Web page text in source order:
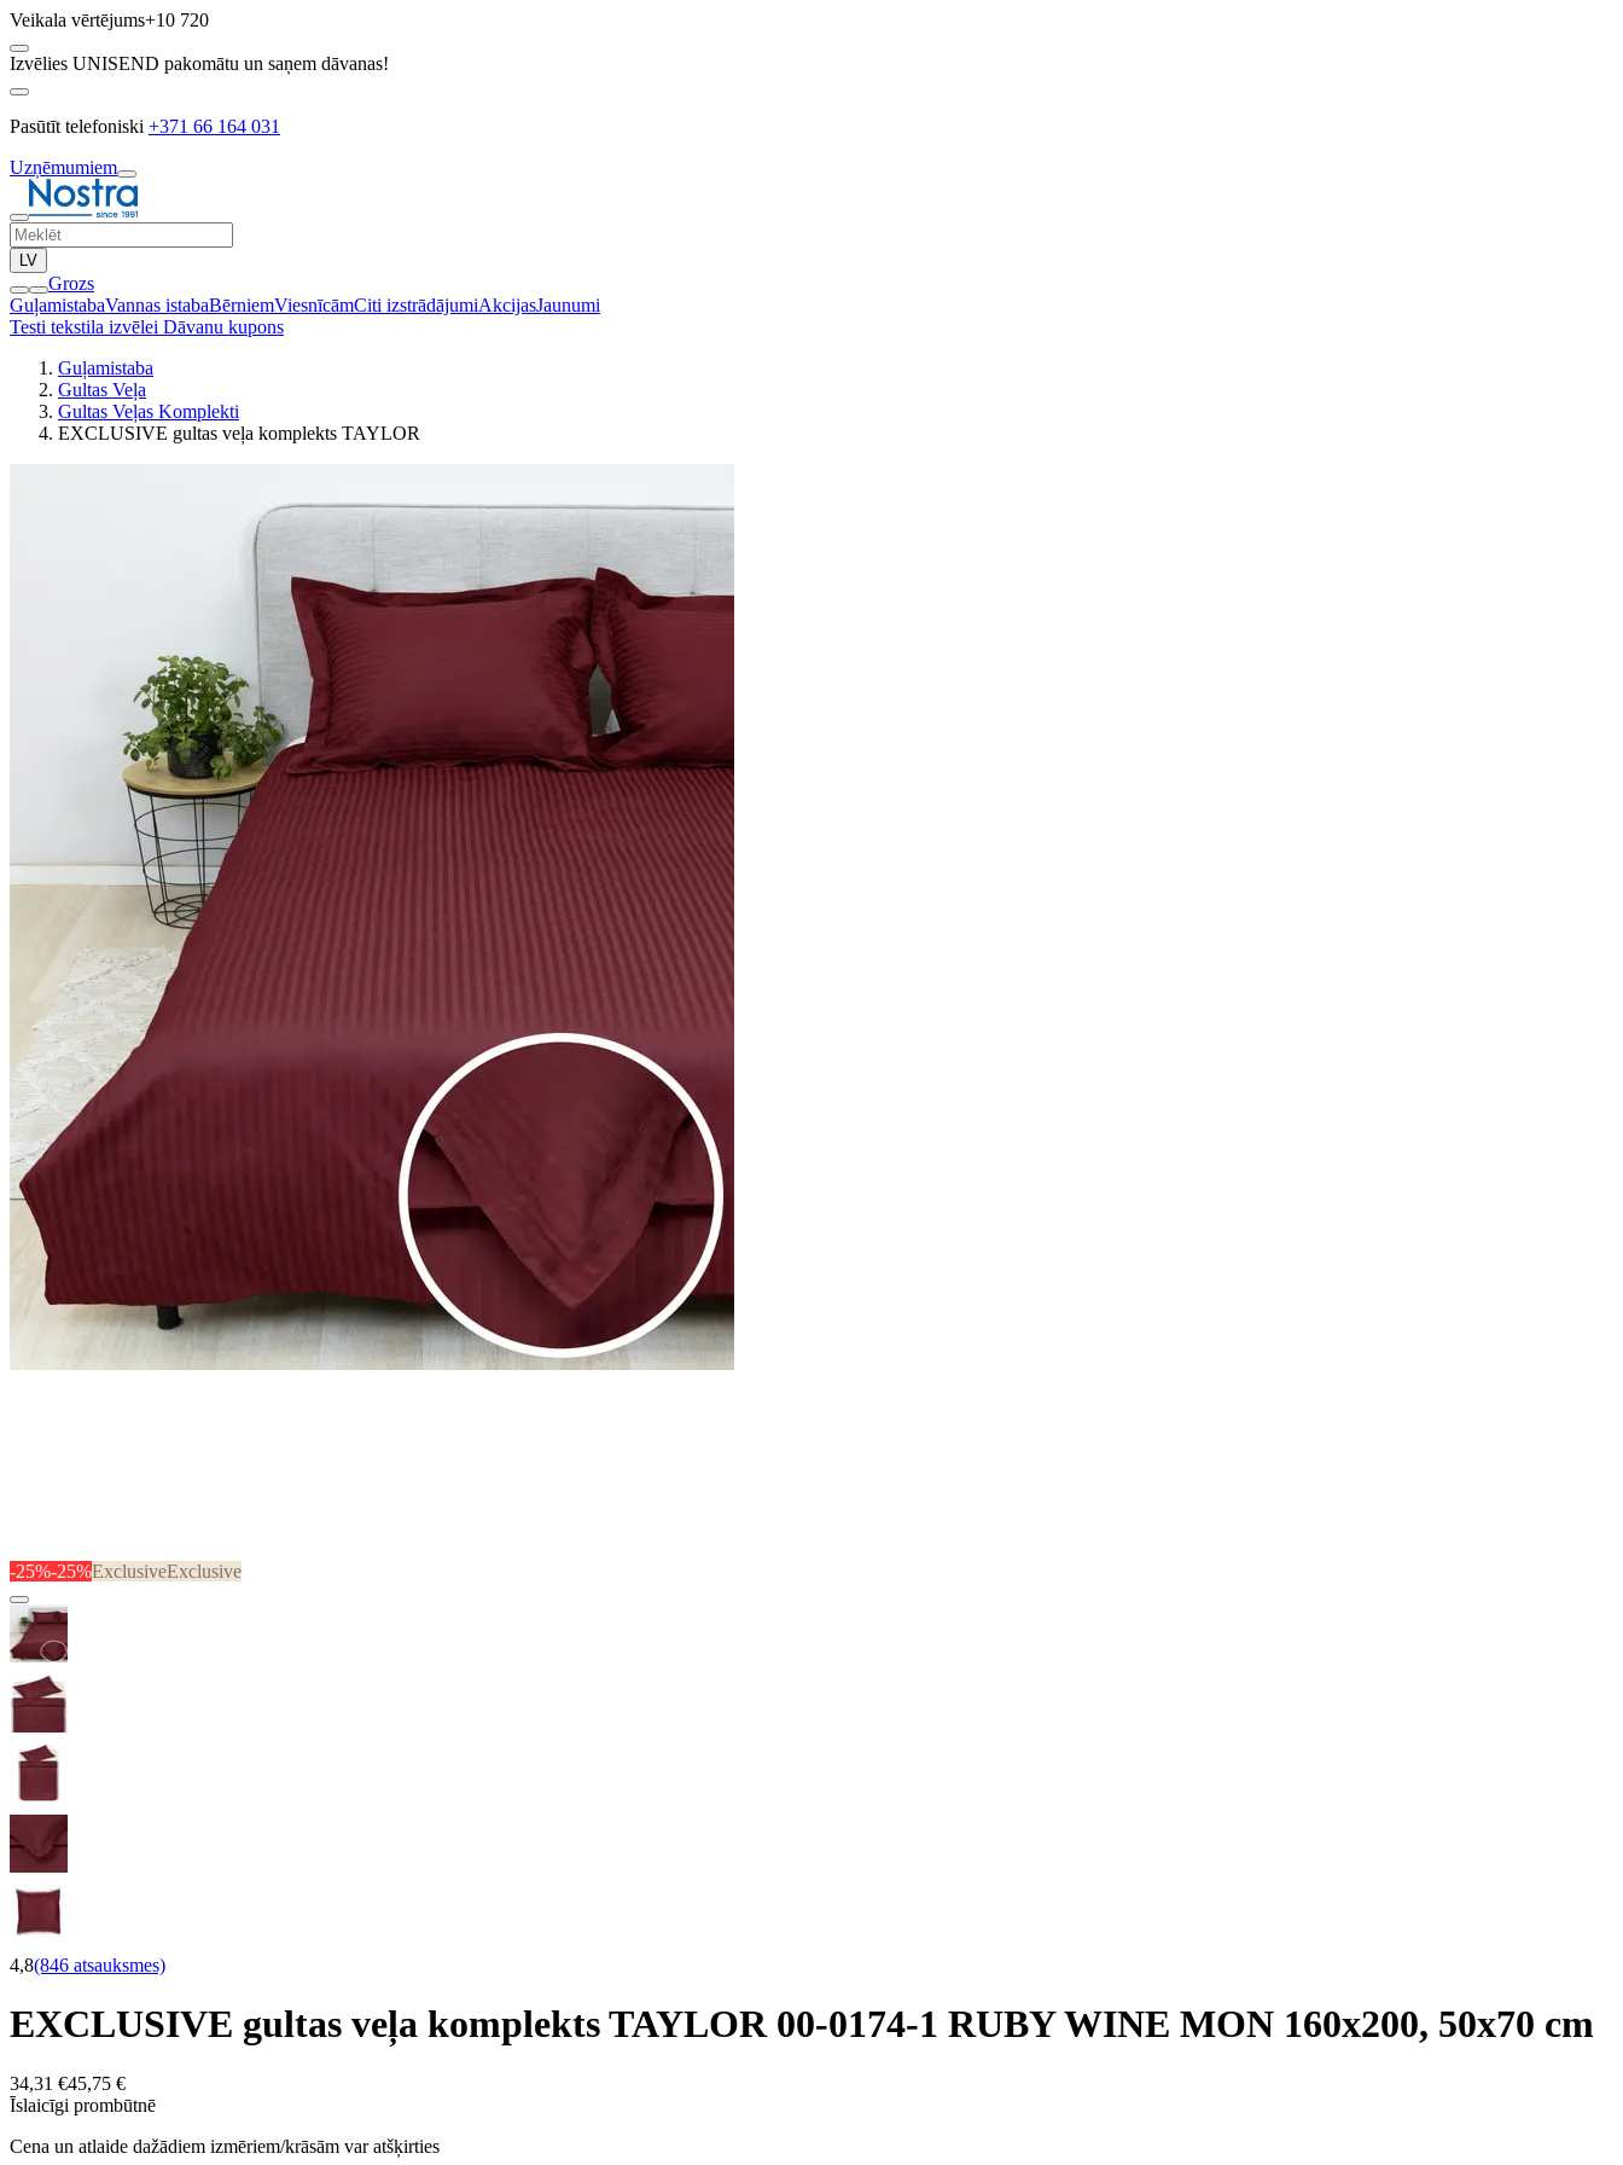
Veikala vērtējums+10 720
Izvēlies UNISEND pakomātu un saņem dāvanas!
Pasūtīt telefoniski +371 66 164 031
Uzņēmumiem
LV
Grozs
GuļamistabaVannas istabaBērniemViesnīcāmCiti izstrādājumiAkcijasJaunumi
Testi tekstila izvēlei Dāvanu kupons
Guļamistaba
Gultas Veļa
Gultas Veļas Komplekti
EXCLUSIVE gultas veļa komplekts TAYLOR
-25%-25%ExclusiveExclusive
4,8(846 atsauksmes)
EXCLUSIVE gultas veļa komplekts TAYLOR 00-0174-1 RUBY WINE MON 160x200, 50x70 cm
34,31 €45,75 €
Īslaicīgi prombūtnē
Cena un atlaide dažādiem izmēriem/krāsām var atšķirties